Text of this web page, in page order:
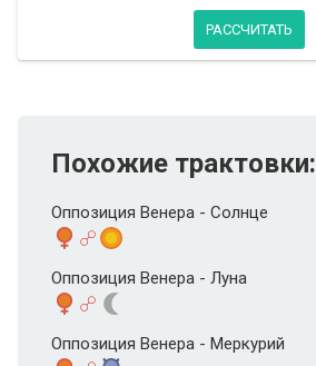
РАССЧИТАТЬ
Похожие трактовки:
Оппозиция Венера - Солнце
Оппозиция Венера - Луна
Оппозиция Венера - Меркурий